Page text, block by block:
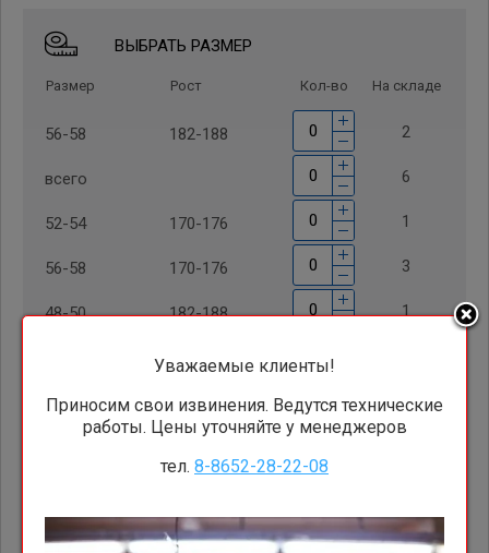
Уважаемые клиенты!
Приносим свои извинения. Ведутся технические
работы. Цены уточняйте у менеджеров
тел. 8-8652-28-22-08
ВЫБРАТЬ РАЗМЕР
Размер Рост Кол-во На складе
56-58 182-188 2
всего 6
52-54 170-176 1
56-58 170-176 3
48-50 182-188 1
0руб.